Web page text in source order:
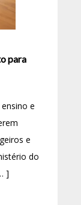
para
e
e
do
]